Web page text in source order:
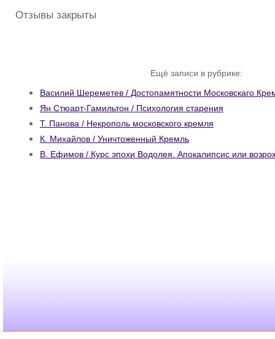
Отзывы закрыты
Ещё записи в рубрике:
Василий Шереметев / Достопамятности Московскаго
Ян Стюарт-Гамильтон / Психология старения
Т. Панова / Некрополь московского кремля
К. Михайлов / Уничтоженный Кремль
В. Ефимов / Курс эпохи Водолея. Апокалипсис или